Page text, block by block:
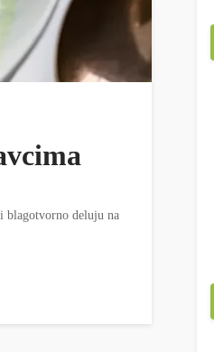
blagotvorno deluju na